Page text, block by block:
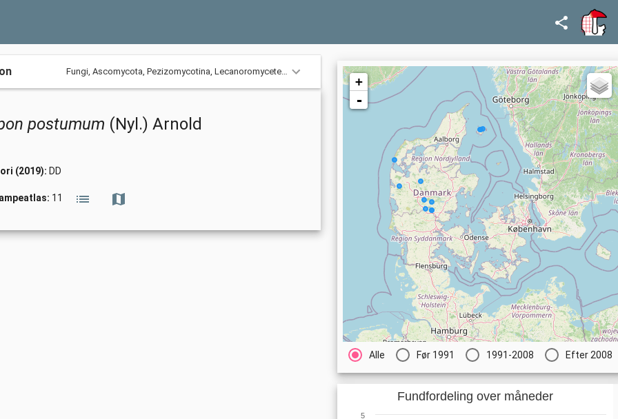
Fungi, Ascomycota, Pezizomycotina, Lecanoromycetes, Lecanoromycetidae, Rhizocarpaceae, Rhizocarpon,Rhizocarpon postumum
postumum (Nyl.) Arnold
(2019): DD
11
+
-
Alle Før 1991 1991-2008 Efter 2008
Fundfordeling over måneder
5